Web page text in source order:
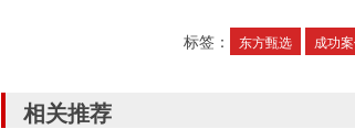
标签： 东方甄选 成功
相关推荐